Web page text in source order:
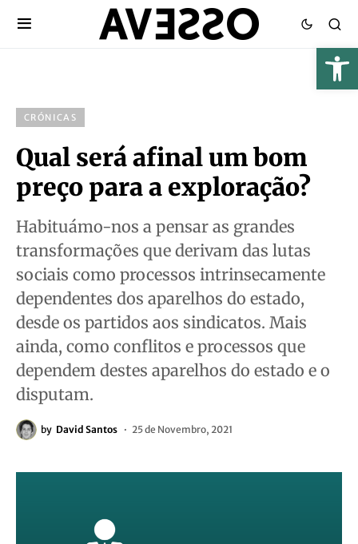
CRÓNICAS
Qual será afinal um bom
preço para a exploração?
Habituámo-nos a pensar as grandes
transformações que derivam das lutas
sociais como processos intrinsecamente
dependentes dos aparelhos do estado,
desde os partidos aos sindicatos. Mais
ainda, como conflitos e processos que
dependem destes aparelhos do estado e o
disputam.
by David Santos 25 de Novembro, 2021